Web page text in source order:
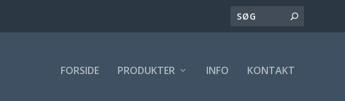
FORSIDE PRODUKTER INFO KONTAKT